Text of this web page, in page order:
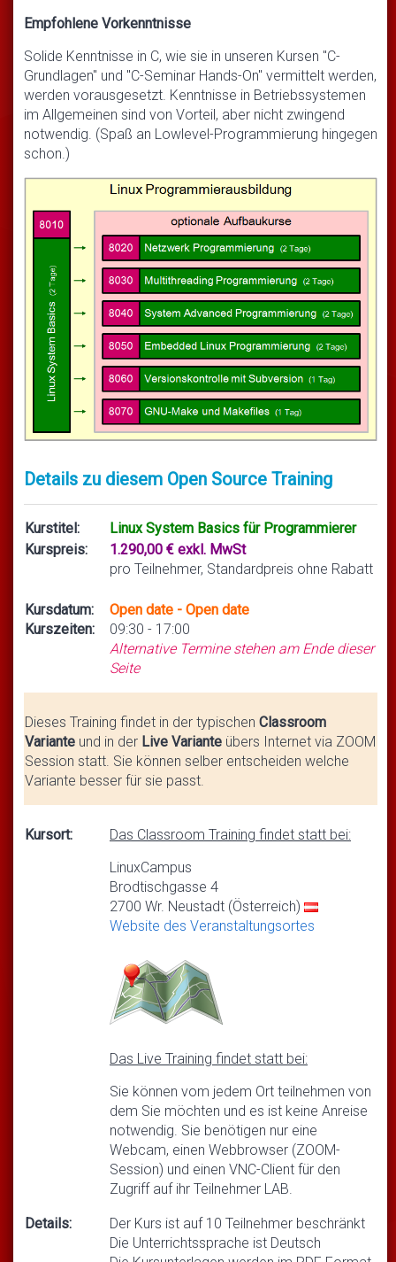
Empfohlene Vorkenntnisse
Solide Kenntnisse in C, wie sie in unseren Kursen "C-
Grundlagen" und "C-Seminar Hands-On" vermittelt werden,
werden vorausgesetzt. Kenntnisse in Betriebssystemen
im Allgemeinen sind von Vorteil, aber nicht zwingend
notwendig. (Spaß an Lowlevel-Programmierung hingegen
schon.)
Details zu diesem Open Source Training
Kurstitel:
Linux System Basics für Programmierer
Kurspreis:
1.290,00 € exkl. MwSt
pro Teilnehmer, Standardpreis ohne Rabatt
Kursdatum:
Kurszeiten:
Open date - Open date
09:30 - 17:00
Alternative Termine stehen am Ende dieser
Seite
Dieses Training findet in der typischen Classroom
Variante und in der Live Variante übers Internet via ZOOM
Session statt. Sie können selber entscheiden welche
Variante besser für sie passt.
Kursort:
Das Classroom Training findet statt bei:
LinuxCampus
Brodtischgasse 4
2700 Wr. Neustadt (Österreich)
Website des Veranstaltungsortes
Das Live Training findet statt bei:
Sie können vom jedem Ort teilnehmen von
dem Sie möchten und es ist keine Anreise
notwendig. Sie benötigen nur eine
Webcam, einen Webbrowser (ZOOM-
Session) und einen VNC-Client für den
Zugriff auf ihr Teilnehmer LAB.
Details:
Der Kurs ist auf 10 Teilnehmer beschränkt
Die Unterrichtssprache ist Deutsch